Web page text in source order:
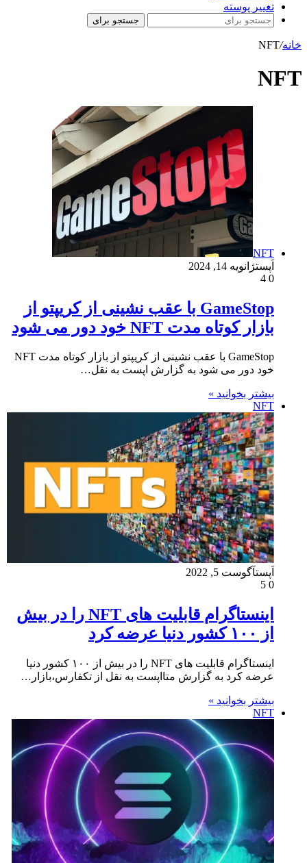
تغییر پوسته
جستجو برای
خانه/
NFT
NFT
NFT
اَپستژانویه 14, 2024
0
GameStop با عقب نشینی از کریپتو از
بازار کوتاه مدت NFT خود دور می شود
GameStop با عقب نشینی از کریپتو از بازار کوتاه مدت NFT
خود دور می شود به گزارش اپست به نقل…
بیشتر بخوانید »
NFT
اَپستآگوست 5, 2022
0
اینستاگرام قابلیت های NFT را در بیش
از ۱۰۰ کشور دنیا عرضه کرد
اینستاگرام قابلیت های NFT را در بیش از ۱۰۰ کشور دنیا
عرضه کرد به گزارش متااپست به نقل از تکفارس،بازار…
بیشتر بخوانید »
NFT